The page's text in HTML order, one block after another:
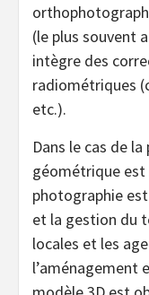
(le plus souvent
intègre des
radiométriques
etc.).
Dans le cas de
géométrique est
photographie
et la gestion du
locales et les
l’aménagement